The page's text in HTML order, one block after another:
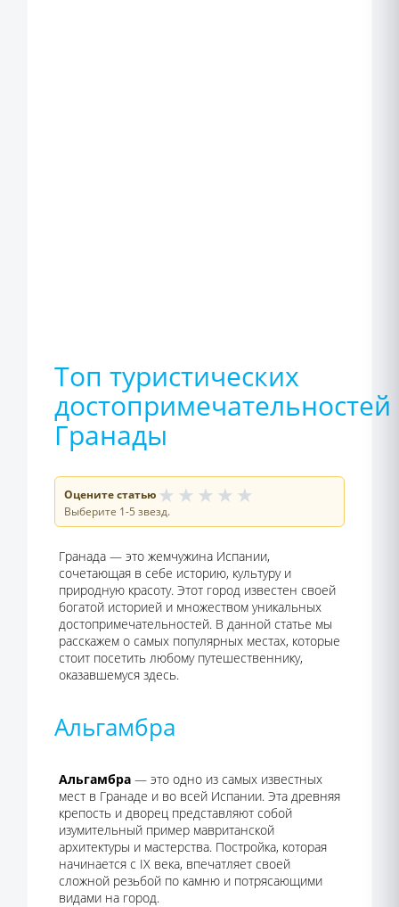
Топ туристических
достопримечательностей
Гранады
Оцените статью ★ ★ ★ ★ ★
Выберите 1-5 звезд.
Гранада — это жемчужина Испании,
сочетающая в себе историю, культуру и
природную красоту. Этот город известен своей
богатой историей и множеством уникальных
достопримечательностей. В данной статье мы
расскажем о самых популярных местах, которые
стоит посетить любому путешественнику,
оказавшемуся здесь.
Альгамбра
Альгамбра — это одно из самых известных
мест в Гранаде и во всей Испании. Эта древняя
крепость и дворец представляют собой
изумительный пример мавританской
архитектуры и мастерства. Постройка, которая
начинается с IX века, впечатляет своей
сложной резьбой по камню и потрясающими
видами на город.